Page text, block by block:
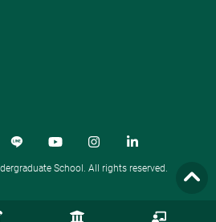
School. All rights reserved.